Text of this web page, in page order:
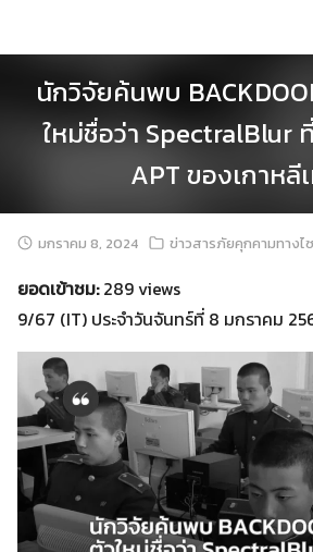
นักวิจัยค้นพบ
ใหม่ชื่อว่า SpectralBlur
APT ของเกาหลี
มกราคม 8, 2024 ข่าวสารภัยคุกคามทางไ
ยอดเข้าชม:289 views
9/67 (IT) ประจำวันจันทร์ที่ 8 มกราคม